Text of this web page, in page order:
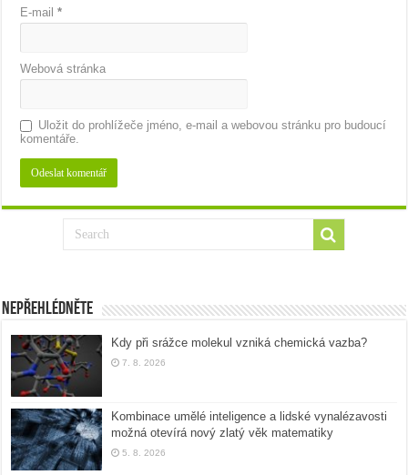
E-mail*
Webová stránka
Uložit do prohlížeče jméno, e-mail a webovou stránku pro budoucí
komentáře.
Nepřehlédněte
Kdy při srážce molekul vzniká chemická vazba?
7. 8. 2026
Kombinace umělé inteligence a lidské vynalézavosti
možná otevírá nový zlatý věk matematiky
5. 8. 2026